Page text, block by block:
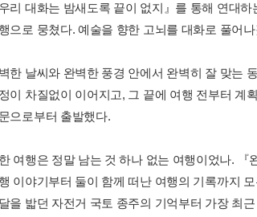
우리 대화는 밤새도록 끝이 없지』를 통해 연대
으로 뭉쳤다. 예술을 향한 고뇌를 대화로 풀어
한 날씨와 완벽한 풍경 안에서 완벽히 잘 맞는
이 차질없이 이어지고, 그 끝에 여행 전부터 계
으로부터 출발했다.
여행은 정말 남는 것 하나 없는 여행이었나. 『
이야기부터 둘이 함께 떠난 여행의 기록까지
을 밟던 자전거 국토 종주의 기억부터 가장 최